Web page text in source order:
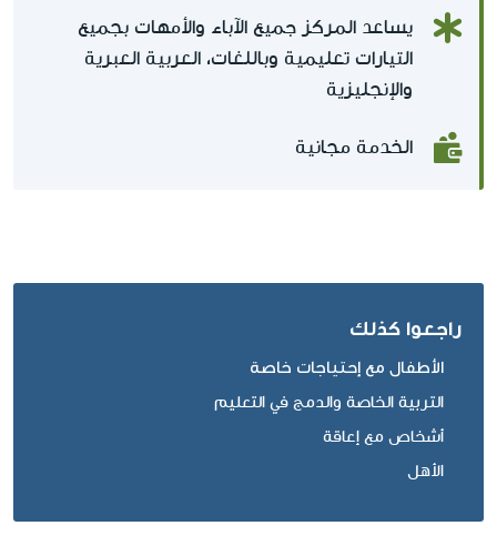
يساعد المركز جميع الآباء والأمهات بجميع
التيارات تعليمية وباللغات، العربية العبرية
والإنجليزية
الخدمة مجانية
راجعوا كذلك
الأطفال مع إحتياجات خاصة
التربية الخاصة والدمج في التعليم
أشخاص مع إعاقة
الأهل